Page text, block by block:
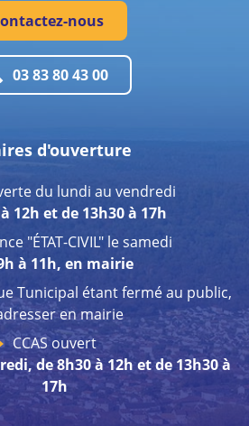
nous
03 83 80 43 00
d'ouverture
du lundi au vendredi
12h et de 13h30 à 17h
"ÉTAT-CIVIL" le samedi
à 11h, en mairie
Tunicipal étant fermé au public,
en mairie
CCAS ouvert
de 8h30 à 12h et de 13h30 à
17h